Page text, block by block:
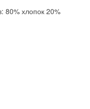
80% хлопок 20%